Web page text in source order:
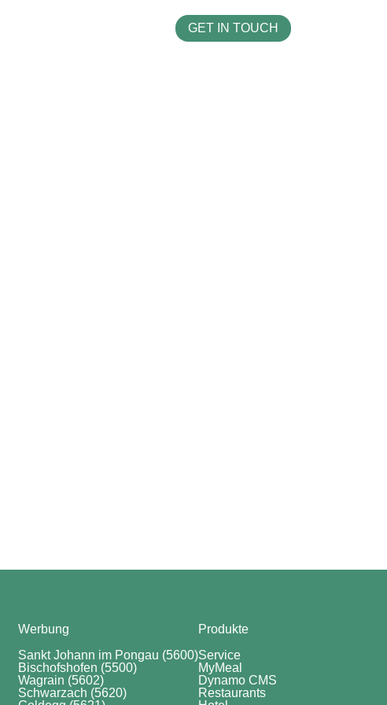
GET IN TOUCH
Werbung
Sankt Johann im Pongau (5600)
Bischofshofen (5500)
Wagrain (5602)
Schwarzach (5620)
Produkte
Service
MyMeal
Dynamo CMS
Restaurants